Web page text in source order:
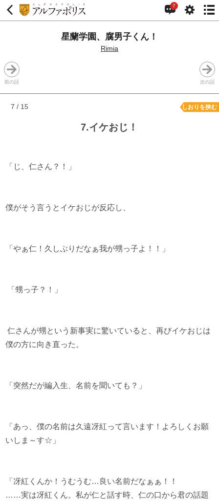
7
星蘭学園、腐男子くん！
Rimia
前の話 次の話
7 / 15 しおりを挟む
7.イケおじ！
「じ、仁さん？！」
僕がそう言うとイケおじが反応し、
「やぁ仁！久しぶりだなぁ我が甥っ子よ！！」
「甥っ子？！」
仁さんが甥という新事実に驚いていると、再びイケおじは
僕の方に向き直った。
「突然だが編入生、名前を聞いても？」
「あっ、僕の名前は久遠冴紅って言います！よろしくお願
いしま～す☆」
「冴紅くんか！うむうむ…良い名前だなぁぁ！！
……実は冴紅くん。私が仁と話す時、仁の口から君の話題